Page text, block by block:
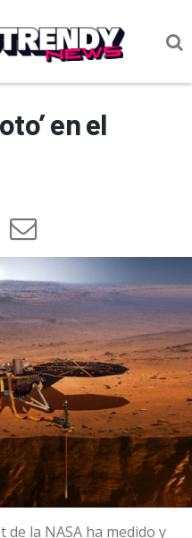
en el
de la NASA ha medido y